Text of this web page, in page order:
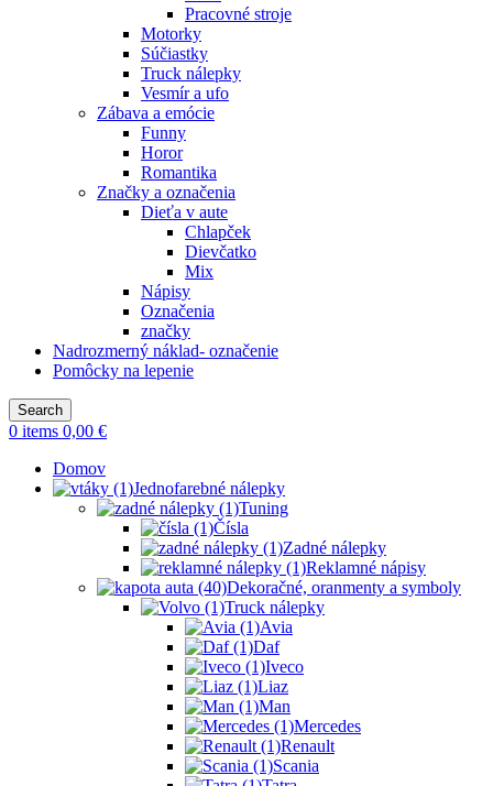
Pracovné stroje
Motorky
Súčiastky
Truck nálepky
Vesmír a ufo
Zábava a emócie
Funny
Horor
Romantika
Značky a označenia
Dieťa v aute
Chlapček
Dievčatko
Mix
Nápisy
Označenia
značky
Nadrozmerný náklad- označenie
Pomôcky na lepenie
Search
0 items 0,00 €
Domov
Jednofarebné nálepky
Tuning
Čísla
Zadné nálepky
Reklamné nápisy
Dekoračné, oranmenty a symboly
Truck nálepky
Avia
Daf
Iveco
Liaz
Man
Mercedes
Renault
Scania